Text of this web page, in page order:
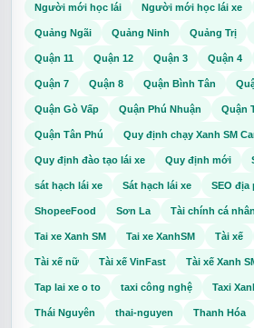
Người mới học lái Người mới học lái xe
Quảng Ngãi Quảng Ninh Quảng Trị
Quận 11 Quận 12 Quận 3 Quận 4
Quận 7 Quận 8 Quận Bình Tân
Quận Gò Vấp Quận Phú Nhuận Quận
Quận Tân Phú Quy định chạy Xanh SM
Quy định đào tạo lái xe Quy định mới
sát hạch lái xe Sát hạch lái xe SEO
ShopeeFood Sơn La Tài chính cá nhân
Tai xe Xanh SM Tai xe XanhSM Tài xế
Tài xế nữ Tài xế VinFast Tài xế Xanh
Tap lai xe o to taxi công nghệ Taxi
Thái Nguyên thai-nguyen Thanh Hóa